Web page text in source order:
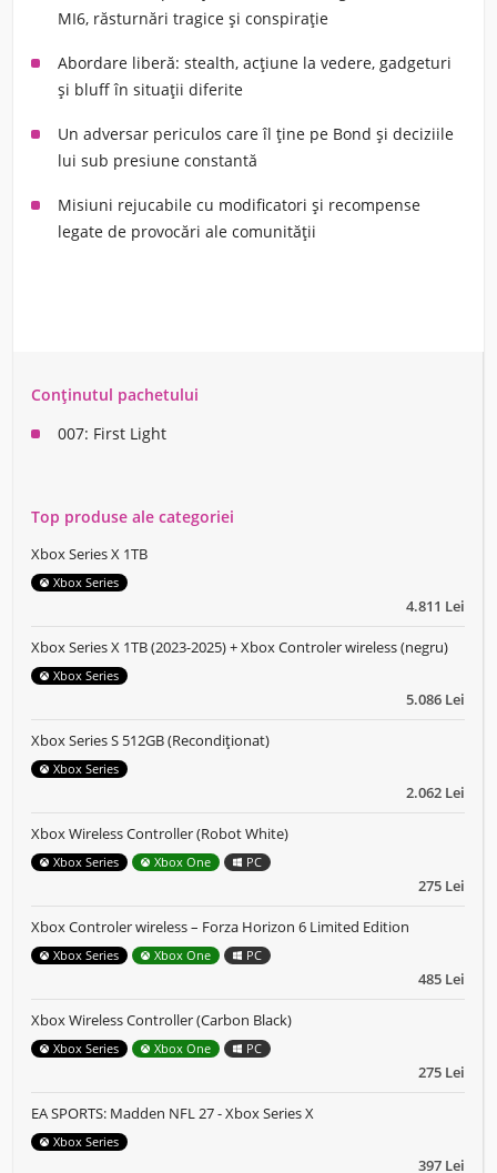
MI6, răsturnări tragice și conspirație
Abordare liberă: stealth, acțiune la vedere, gadgeturi
și bluff în situații diferite
Un adversar periculos care îl ține pe Bond și deciziile
lui sub presiune constantă
Misiuni rejucabile cu modificatori și recompense
legate de provocări ale comunității
Conținutul pachetului
007: First Light
Top produse ale categoriei
4.811 Lei
Xbox Series X 1TB
Xbox Series
5.086 Lei
Xbox Series X 1TB (2023-2025) + Xbox Controler wireless (negru)
Xbox Series
2.062 Lei
Xbox Series S 512GB (Recondiționat)
Xbox Series
275 Lei
Xbox Wireless Controller (Robot White)
Xbox Series Xbox One PC
485 Lei
Xbox Controler wireless – Forza Horizon 6 Limited Edition
Xbox Series Xbox One PC
275 Lei
Xbox Wireless Controller (Carbon Black)
Xbox Series Xbox One PC
397 Lei
EA SPORTS: Madden NFL 27 - Xbox Series X
Xbox Series